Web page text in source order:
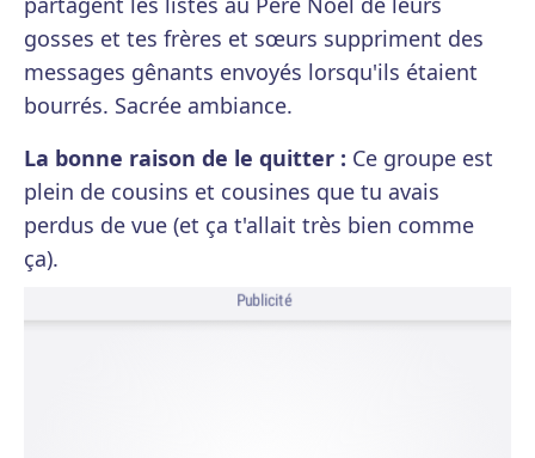
gosses et tes frères et sœurs suppriment des
messages gênants envoyés lorsqu'ils étaient
bourrés. Sacrée ambiance.
La bonne raison de le quitter : Ce groupe est
plein de cousins et cousines que tu avais
perdus de vue (et ça t'allait très bien comme
ça).
Publicité